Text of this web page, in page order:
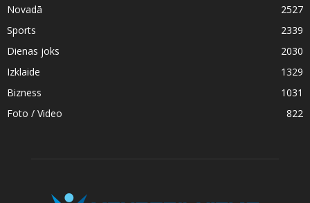
Novadā
2527
Sports
2339
Dienas joks
2030
Izklaide
1329
Bizness
1031
Foto / Video
822